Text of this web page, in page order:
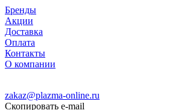
Бренды
Акции
Доставка
Оплата
Контакты
О компании
zakaz@plazma-online.ru
Скопировать e-mail